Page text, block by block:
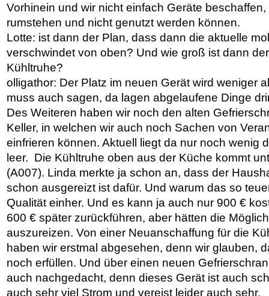
Vorhinein und wir nicht einfach Geräte
rumstehen und nicht genutzt werden können.
Lotte: ist dann der Plan, dass dann die aktuelle
verschwindet von oben? Und wie groß ist dann
Kühltruhe?
olligathor: Der Platz im neuen Gerät wird weniger
muss auch sagen, da lagen abgelaufene Dinge
Des Weiteren haben wir noch den alten
Keller, in welchen wir auch noch Sachen von
einfrieren können. Aktuell liegt da nur noch wenig
leer. Die Kühltruhe oben aus der Küche kommt
(A007). Linda merkte ja schon an, dass der
schon ausgereizt ist dafür. Und warum das so
Qualität einher. Und es kann ja auch nur 900 €
600 € später zurückführen, aber hätten die
auszureizen. Von einer Neuanschaffung für die
haben wir erstmal abgesehen, denn wir glauben,
noch erfüllen. Und über einen neuen
auch nachgedacht, denn dieses Gerät ist auch
auch sehr viel Strom und vereist leider auch sehr.